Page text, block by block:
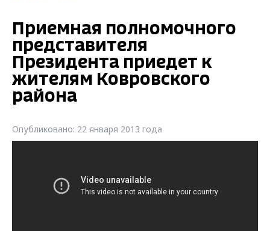
Приемная полномочного
представителя
Президента приедет к
жителям Ковровского
района
Опубликовано: 22 января 2013 года